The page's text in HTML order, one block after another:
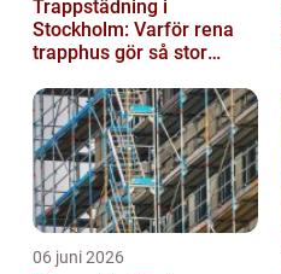
Trappstädning i
Stockholm: Varför rena
trapphus gör så stor
06 juni 2026